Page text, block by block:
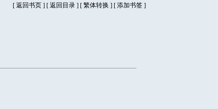
[ 返回书页 ] [ 返回目录 ] [ 繁体转换 ] [ 添加书签 ]